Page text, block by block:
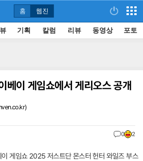
홈 웹진
기획 칼럼 리뷰 동영상 포토
베이 게임쇼에서 게리오스 공개
)
0 2
게임쇼 2025 저스트단 몬스터 헌터 와일즈 부스